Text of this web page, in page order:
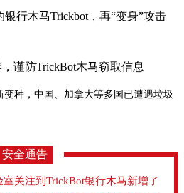
银行木马Trickbot，再“变身”攻击
谨防TrickBot木马窃取信息
变种，中国、加拿大等多国已遭遇垃圾
安全通告
关注到TrickBot银行木马新增了